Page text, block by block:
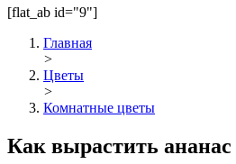
[flat_ab id="9"]
Главная
>
Цветы
>
Комнатные цветы
Как вырастить